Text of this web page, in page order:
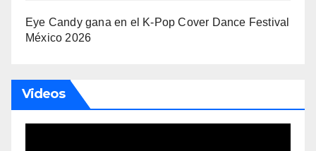
Eye Candy gana en el K-Pop Cover Dance Festival
México 2026
Videos